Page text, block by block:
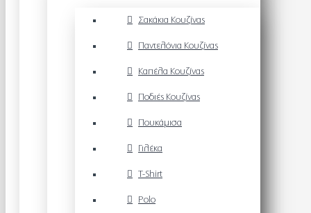
Σακάκια Κουζίνας
Παντελόνια Κουζίνας
Καπέλα Κουζίνας
Ποδιές Κουζίνας
Πουκάμισα
Γιλέκα
T-Shirt
Polo